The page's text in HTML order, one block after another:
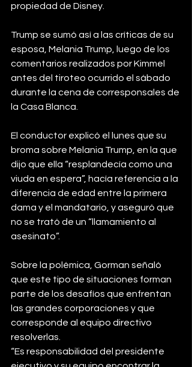
propiedad de Disney.
Trump se sumó así a las críticas de su
esposa, Melania Trump, luego de los
comentarios realizados por Kimmel
antes del tiroteo ocurrido el sábado
durante la cena de corresponsales de
la Casa Blanca.
El conductor explicó el lunes que su
broma sobre Melania Trump, en la que
dijo que ella “resplandecía como una
viuda en espera”, hacía referencia a la
diferencia de edad entre la primera
dama y el mandatario, y aseguró que
no se trató de un “llamamiento al
asesinato”.
Sobre la polémica, Gorman señaló
que este tipo de situaciones forman
parte de los desafíos que enfrentan
las grandes corporaciones y que
corresponde al equipo directivo
resolverlas.
“Es responsabilidad del presidente